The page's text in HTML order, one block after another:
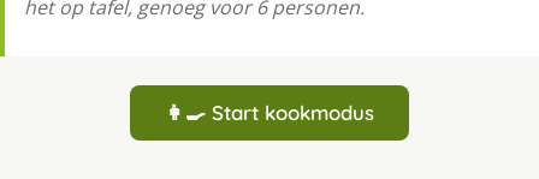
het op tafel, genoeg voor 6 personen.
👩‍🍳 Start kookmodus